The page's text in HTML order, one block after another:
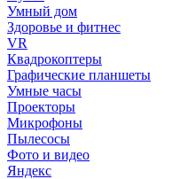
Умный дом
Здоровье и фитнес
VR
Квадрокоптеры
Графические планшеты
Умные часы
Проекторы
Микрофоны
Пылесосы
Фото и видео
Яндекс